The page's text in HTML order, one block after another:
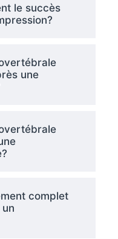
le succès
une
complet